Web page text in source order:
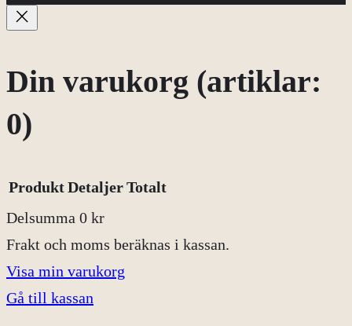
Din varukorg (artiklar:
0)
Produkter
i
ProduktDetaljerTotalt
Delsumma 0 kr
Frakt och moms beräknas i kassan.
Visa min varukorg
Gå till kassan